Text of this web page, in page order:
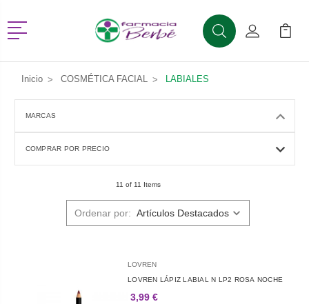
Menú
BuscarMi Cuenta
Mi
Inicio COSMÉTICA FACIAL LABIALES
MARCAS
COMPRAR POR PRECIO
11 of 11 Items
Ordenar por:
LOVREN
LOVREN LÁPIZ LABIAL N LP2 ROSA NOCHE
3,99 €